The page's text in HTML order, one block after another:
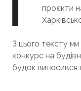
проєкти
З цього тексту
конкурс на
будок виносився